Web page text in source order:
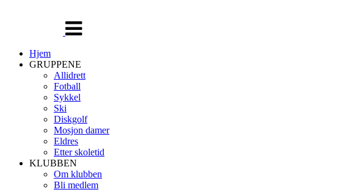
navigasjon
Hjem
GRUPPENE
Allidrett
Fotball
Sykkel
Ski
Diskgolf
Mosjon damer
Eldres
Etter skoletid
KLUBBEN
Om klubben
Bli medlem